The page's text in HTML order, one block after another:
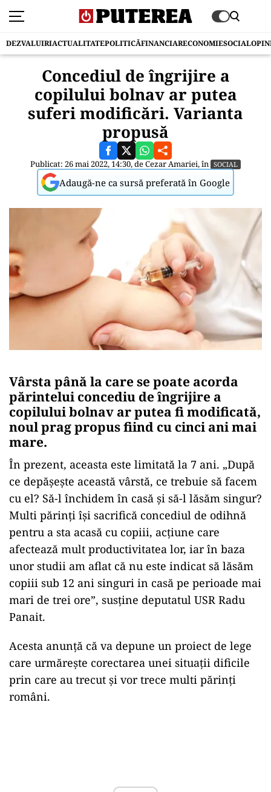
DEZVALUIRIACTUALITATEPOLITICĂFINANCIARECONOMIESOCIAL
Concediul de îngrijire a
copilului bolnav ar putea
suferi modificări. Varianta
propusă
Publicat: 26 mai 2022, 14:30, deCezar Amariei, în SOCIAL
Adaugă-ne ca sursă preferată în Google
Vârsta până la care se poate acorda
părintelui concediu de îngrijire a
copilului bolnav ar putea fi modificată,
noul prag propus fiind cu cinci ani mai
mare.
În prezent, aceasta este limitată la 7 ani. „După
ce depășește această vârstă, ce trebuie să facem
cu el? Să-l închidem în casă și să-l lăsăm singur?
Multi părinți își sacrifică concediul de odihnă
pentru a sta acasă cu copiii, acțiune care
afectează mult productivitatea lor, iar în baza
unor studii am aflat că nu este indicat să lăsăm
copiii sub 12 ani singuri in casă pe perioade mai
mari de trei ore”, susține deputatul USR Radu
Panait.
Acesta anunță că va depune un proiect de lege
care urmărește corectarea unei situații dificile
prin care au trecut și vor trece multi părinți
români.